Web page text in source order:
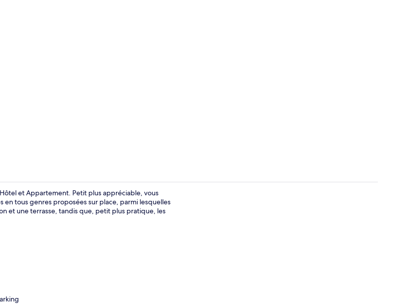
et Appartement. Petit plus appréciable, vous
tous genres proposées sur place, parmi lesquelles
et une terrasse, tandis que, petit plus pratique, les